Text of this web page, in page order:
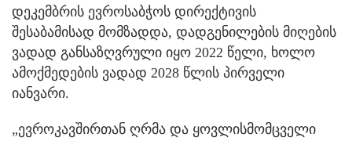
დეკემბრის ევროსაბჭოს დირექტივის
შესაბამისად მომზადდა, დადგენილების მიღების
ვადად განსაზღვრული იყო 2022 წელი, ხოლო
ამოქმედების ვადად 2028 წლის პირველი
იანვარი.
„ევროკავშირთან ღრმა და ყოვლისმომცველი